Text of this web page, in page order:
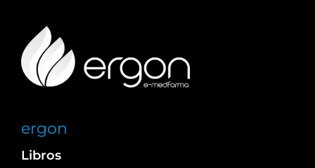
ergon
Libros